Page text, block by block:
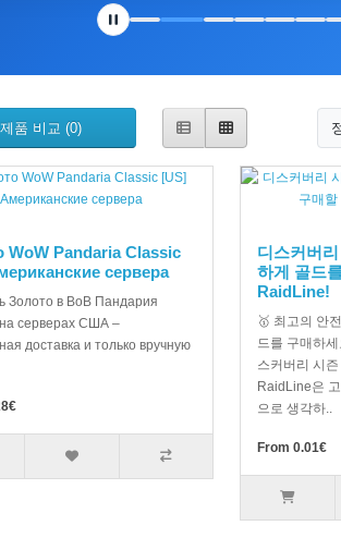
제품 비교 (0)
WoW Pandaria Classic
сервера
Золото в ВоВ Пандария
на серверах США –
доставка и только вручную
디스커버
하게 골드
RaidLine!
🥇 최고의 안
드를 구매하
스커버리 시
RaidLine은
으로 생각하..
From 0.01€